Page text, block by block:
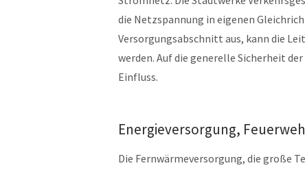
die Netzspannung in eigenen
Versorgungsabschnitt aus, kann die
werden. Auf die generelle Sicherheit
Einfluss.
Energieversorgung,
Die Fernwärmeversorgung, die große